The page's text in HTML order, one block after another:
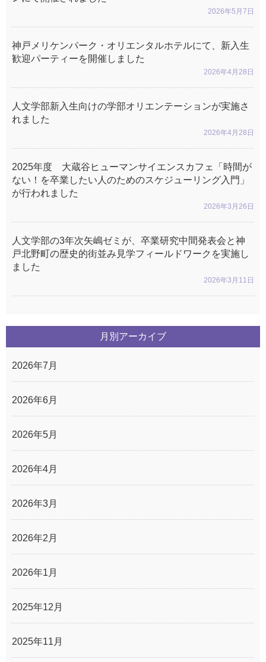
2026年5月7日
2026年4月28日
神戸メリケンパーク・オリエンタルホテルにて、新入生
歓迎パーティーを開催しました
2026年4月28日
人文学部新入生向けの学部オリエンテーションが実施さ
れました
2026年3月26日
2025年度 大蔵谷ヒューマンサイエンスカフェ「時間が
ない！を卒業したい人のためのスケジューリング入門」
が行われました
2026年3月11日
人文学部の3年次矢嶋ゼミが、卒業研究中間発表会と神
戸北野町の歴史的街並み見学フィールドワークを実施し
ました
月別アーカイブ
2026年7月
2026年6月
2026年5月
2026年4月
2026年3月
2026年2月
2026年1月
2025年12月
2025年11月